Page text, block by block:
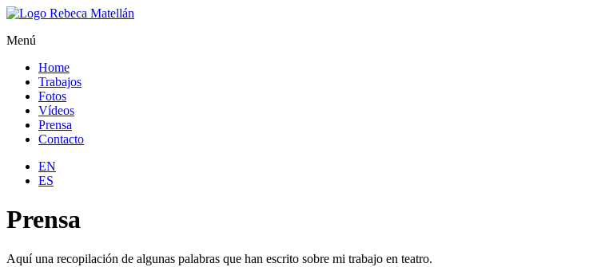
Menú
Home
Trabajos
Fotos
Vídeos
Prensa
Contacto
EN
ES
Prensa
Aquí una recopilación de algunas palabras que han escrito sobre mi trabajo en teatro.